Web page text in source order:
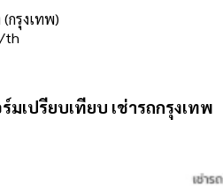
กรุงเทพ)
th
เปรียบเทียบ เช่ารถกรุงเทพ